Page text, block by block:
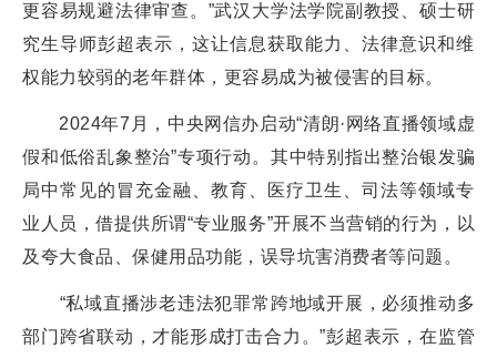
更容易规避法律审查。”武汉大学法学院副教授、硕士研
究生导师彭超表示，这让信息获取能力、法律意识和维
权能力较弱的老年群体，更容易成为被侵害的目标。
2024年7月，中央网信办启动“清朗·网络直播领域虚
假和低俗乱象整治”专项行动。其中特别指出整治银发骗
局中常见的冒充金融、教育、医疗卫生、司法等领域专
业人员，借提供所谓“专业服务”开展不当营销的行为，以
及夸大食品、保健用品功能，误导坑害消费者等问题。
“私域直播涉老违法犯罪常跨地域开展，必须推动多
部门跨省联动，才能形成打击合力。”彭超表示，在监管